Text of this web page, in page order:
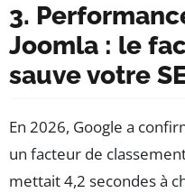
3.
Joomla : le
sauve votre
En 2026, Google a
un facteur de
mettait 4,2 secondes à